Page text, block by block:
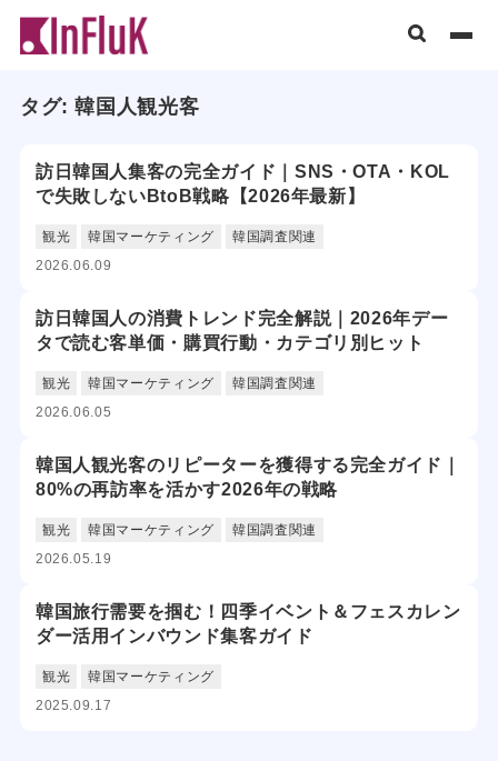
タグ:韓国人観光客
訪日韓国人集客の完全ガイド｜SNS・OTA・KOL
で失敗しないBtoB戦略【2026年最新】
観光 韓国マーケティング
韓国調査関連
2026.06.09
訪日韓国人の消費トレンド完全解説｜2026年デー
タで読む客単価・購買行動・カテゴリ別ヒット
観光 韓国マーケティング
韓国調査関連
2026.06.05
韓国人観光客のリピーターを獲得する完全ガイド｜
80%の再訪率を活かす2026年の戦略
観光 韓国マーケティング
韓国調査関連
2026.05.19
韓国旅行需要を掴む！四季イベント＆フェスカレン
ダー活用インバウンド集客ガイド
観光
韓国マーケティング
2025.09.17